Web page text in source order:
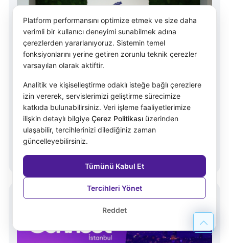
Girginer IFS Projesi Başladı.
Girginer'in Egeria danışmanlığında yürütülecek
IFS proje başlangıç toplantısı geniş bir katılım
ile gerçekleştirildi.
Platform performansını optimize etmek ve size daha
verimli bir kullanıcı deneyimi sunabilmek adına
çerezlerden yararlanıyoruz. Sistemin temel
fonksiyonlarını yerine getiren zorunlu teknik çerezler
varsayılan olarak aktiftir.
Analitik ve kişiselleştirme odaklı isteğe bağlı çerezlere
izin vererek, servislerimizi geliştirme sürecimize
katkıda bulunabilirsiniz. Veri işleme faaliyetlerimize
ilişkin detaylı bilgiye Çerez Politikası üzerinden
ulaşabilir, tercihlerinizi dilediğiniz zaman
güncelleyebilirsiniz.
Tümünü Kabul Et
Tercihleri Yönet
Reddet